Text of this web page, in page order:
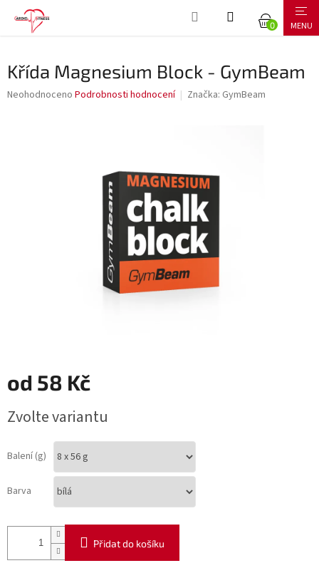
NÁKUPNÍ
Křída Magnesium Block - GymBeam
Průměrné
Neohodnoceno Podrobnosti hodnocení Značka: GymBeam
od 58 Kč
cena:
Zvolte variantu
Balení (g)
Barva
Přidat do košíku